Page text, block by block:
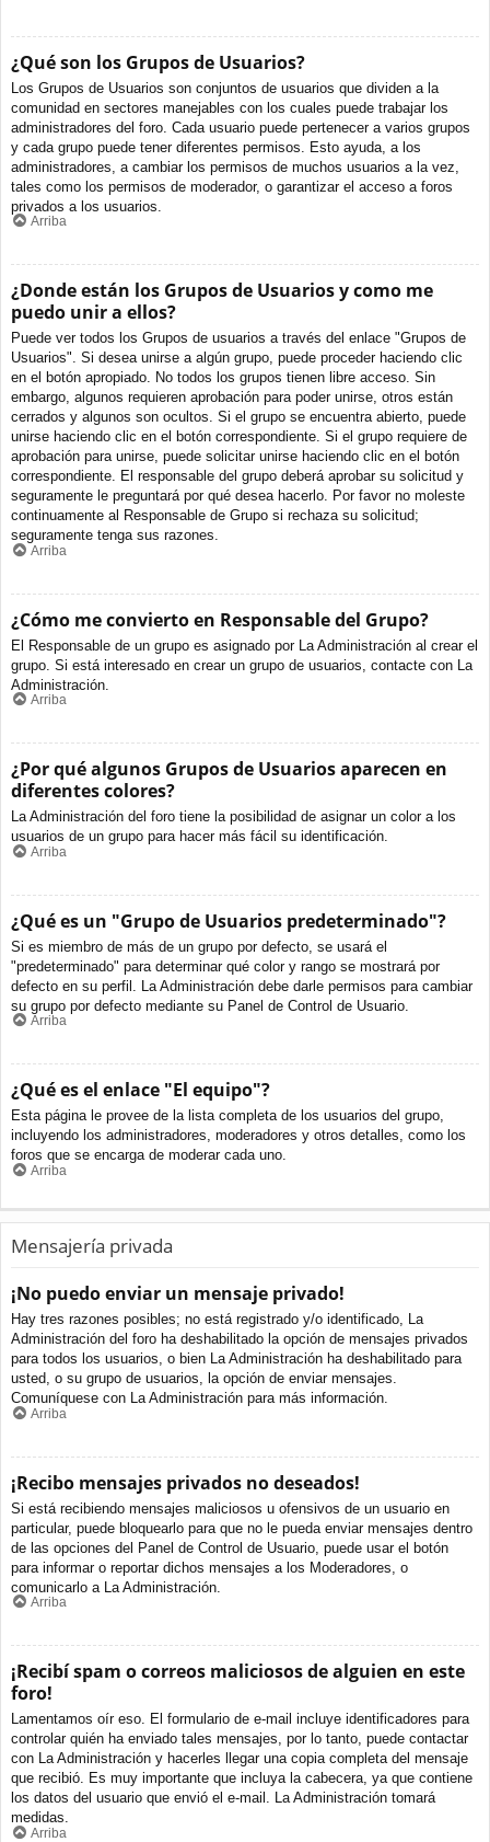
¿Qué son los Grupos de Usuarios?
Los Grupos de Usuarios son conjuntos de usuarios que dividen a la
comunidad en sectores manejables con los cuales puede trabajar los
administradores del foro. Cada usuario puede pertenecer a varios grupos
y cada grupo puede tener diferentes permisos. Esto ayuda, a los
administradores, a cambiar los permisos de muchos usuarios a la vez,
tales como los permisos de moderador, o garantizar el acceso a foros
privados a los usuarios.
Arriba
¿Donde están los Grupos de Usuarios y como me
puedo unir a ellos?
Puede ver todos los Grupos de usuarios a través del enlace "Grupos de
Usuarios". Si desea unirse a algún grupo, puede proceder haciendo clic
en el botón apropiado. No todos los grupos tienen libre acceso. Sin
embargo, algunos requieren aprobación para poder unirse, otros están
cerrados y algunos son ocultos. Si el grupo se encuentra abierto, puede
unirse haciendo clic en el botón correspondiente. Si el grupo requiere de
aprobación para unirse, puede solicitar unirse haciendo clic en el botón
correspondiente. El responsable del grupo deberá aprobar su solicitud y
seguramente le preguntará por qué desea hacerlo. Por favor no moleste
continuamente al Responsable de Grupo si rechaza su solicitud;
seguramente tenga sus razones.
Arriba
¿Cómo me convierto en Responsable del Grupo?
El Responsable de un grupo es asignado por La Administración al crear el
grupo. Si está interesado en crear un grupo de usuarios, contacte con La
Administración.
Arriba
¿Por qué algunos Grupos de Usuarios aparecen en
diferentes colores?
La Administración del foro tiene la posibilidad de asignar un color a los
usuarios de un grupo para hacer más fácil su identificación.
Arriba
¿Qué es un "Grupo de Usuarios predeterminado"?
Si es miembro de más de un grupo por defecto, se usará el
"predeterminado" para determinar qué color y rango se mostrará por
defecto en su perfil. La Administración debe darle permisos para cambiar
su grupo por defecto mediante su Panel de Control de Usuario.
Arriba
¿Qué es el enlace "El equipo"?
Esta página le provee de la lista completa de los usuarios del grupo,
incluyendo los administradores, moderadores y otros detalles, como los
foros que se encarga de moderar cada uno.
Arriba
Mensajería privada
¡No puedo enviar un mensaje privado!
Hay tres razones posibles; no está registrado y/o identificado, La
Administración del foro ha deshabilitado la opción de mensajes privados
para todos los usuarios, o bien La Administración ha deshabilitado para
usted, o su grupo de usuarios, la opción de enviar mensajes.
Comuníquese con La Administración para más información.
Arriba
¡Recibo mensajes privados no deseados!
Si está recibiendo mensajes maliciosos u ofensivos de un usuario en
particular, puede bloquearlo para que no le pueda enviar mensajes dentro
de las opciones del Panel de Control de Usuario, puede usar el botón
para informar o reportar dichos mensajes a los Moderadores, o
comunicarlo a La Administración.
Arriba
¡Recibí spam o correos maliciosos de alguien en este
foro!
Lamentamos oír eso. El formulario de e-mail incluye identificadores para
controlar quién ha enviado tales mensajes, por lo tanto, puede contactar
con La Administración y hacerles llegar una copia completa del mensaje
que recibió. Es muy importante que incluya la cabecera, ya que contiene
los datos del usuario que envió el e-mail. La Administración tomará
medidas.
Arriba